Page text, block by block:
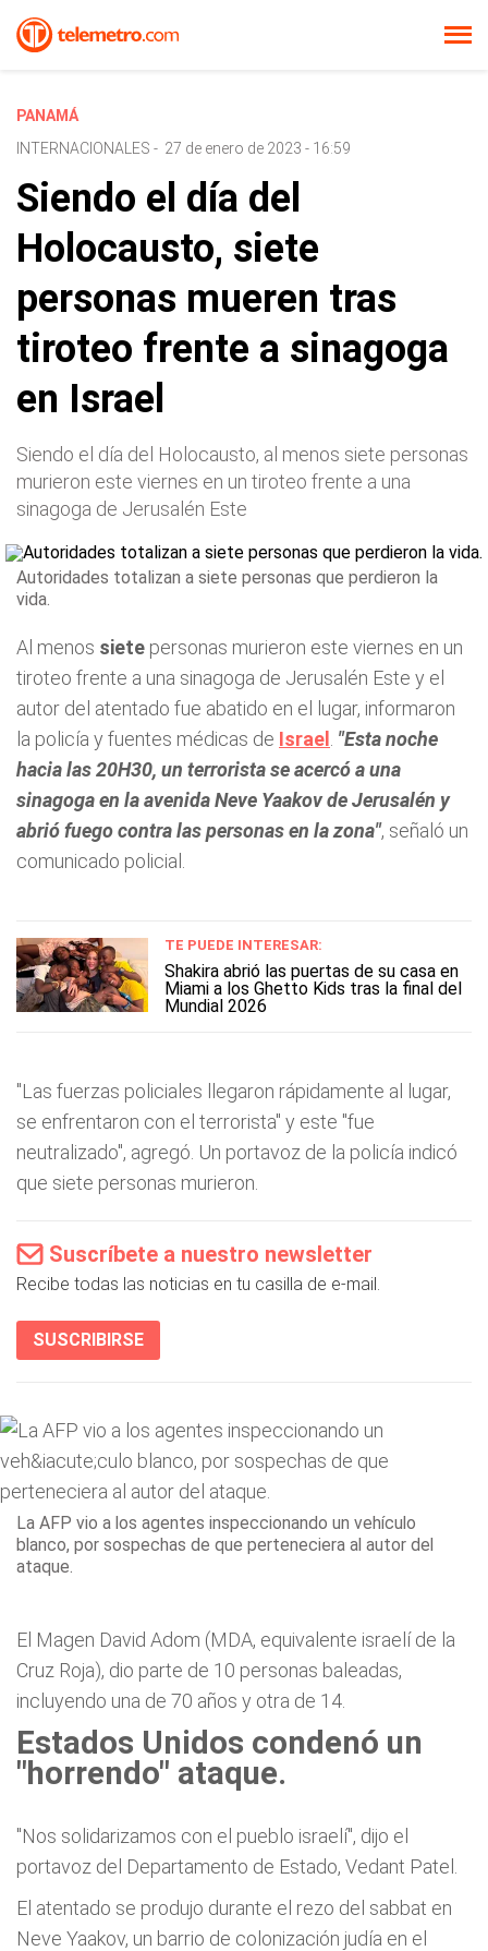
PANAMÁ
INTERNACIONALES - 27 de enero de 2023 - 16:59
Siendo el día del
Holocausto, siete
personas mueren tras
tiroteo frente a sinagoga
en Israel
Siendo el día del Holocausto, al menos siete personas
murieron este viernes en un tiroteo frente a una
sinagoga de Jerusalén Este
Autoridades totalizan a siete personas que perdieron la
vida.
Al menos siete personas murieron este viernes en un
tiroteo frente a una sinagoga de Jerusalén Este y el
autor del atentado fue abatido en el lugar, informaron
la policía y fuentes médicas de Israel
"Esta noche
hacia las 20H30, un terrorista se acercó a una
sinagoga en la avenida Neve Yaakov de Jerusalén y
abrió fuego contra las personas en la zona", señaló un
comunicado policial.
TE PUEDE INTERESAR:
Shakira abrió las puertas de su casa en
Miami a los Ghetto Kids tras la final del
Mundial 2026
"Las fuerzas policiales llegaron rápidamente al lugar,
se enfrentaron con el terrorista" y este "fue
neutralizado", agregó. Un portavoz de la policía indicó
que siete personas murieron.
Suscríbete a nuestro newsletter
Recibe todas las noticias en tu casilla de e-mail.
SUSCRIBIRSE
La AFP vio a los agentes inspeccionando un vehículo
blanco, por sospechas de que perteneciera al autor del
ataque.
El Magen David Adom (MDA, equivalente israelí de la
Cruz Roja), dio parte de 10 personas baleadas,
incluyendo una de 70 años y otra de 14.
Estados Unidos condenó un
"horrendo" ataque.
"Nos solidarizamos con el pueblo israelí", dijo el
portavoz del Departamento de Estado, Vedant Patel.
El atentado se produjo durante el rezo del sabbat en
Neve Yaakov, un barrio de colonización judía en el